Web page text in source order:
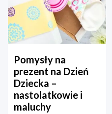
Pomysły na
prezent na Dzień
Dziecka –
nastolatkowie i
maluchy